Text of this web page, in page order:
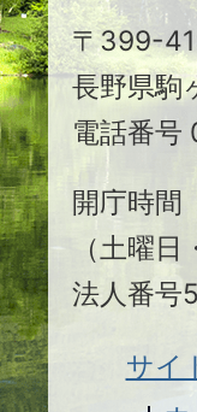
〒399-
長野県駒
電話番
開庁時
（土曜
法人番号
サイ